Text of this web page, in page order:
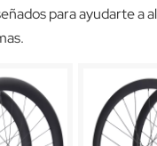
Español
para ayudarte a